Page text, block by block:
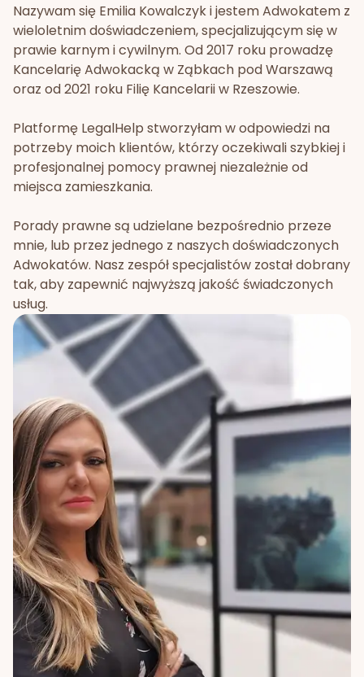
Nazywam się Emilia Kowalczyk i jestem Adwokatem z
wieloletnim doświadczeniem, specjalizującym się w
prawie karnym i cywilnym. Od 2017 roku prowadzę
Kancelarię Adwokacką w Ząbkach pod Warszawą
oraz od 2021 roku Filię Kancelarii w Rzeszowie.
Platformę LegalHelp stworzyłam w odpowiedzi na
potrzeby moich klientów, którzy oczekiwali szybkiej i
profesjonalnej pomocy prawnej niezależnie od
miejsca zamieszkania.
Porady prawne są udzielane bezpośrednio przeze
mnie, lub przez jednego z naszych doświadczonych
Adwokatów. Nasz zespół specjalistów został dobrany
tak, aby zapewnić najwyższą jakość świadczonych
usług.